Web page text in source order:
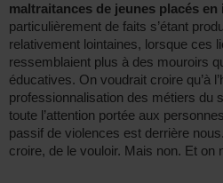
maltraitances de jeunes placés
particulièrement de faits s’étant
relativement lointaines, lorsque ces
ressemblaient plus à des mouroirs
éducatives. On voudrait croire qu’à
professionnalisation des métiers du
toute l’attention portée aux
passif de violences est derrière
croire, de le vouloir. Mais non. Et on